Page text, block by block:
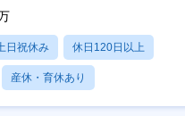
日祝休み 休日120日以上
産休・育休あり